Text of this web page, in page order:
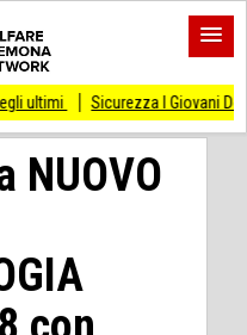
Sicurezza I Giovani Democratici
NUOVO